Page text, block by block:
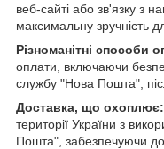
веб-сайті або зв'язку з
максимальну зручність
Різноманітні способи
оплати, включаючи
службу "Нова Пошта",
Доставка, що охоплює:
території України з
Пошта", забезпечуючи